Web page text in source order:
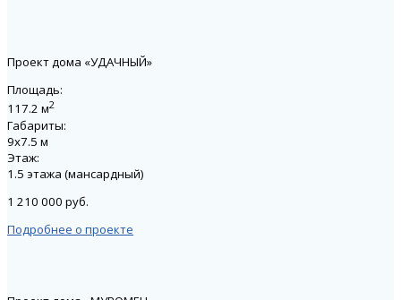
Проект дома «УДАЧНЫЙ»
Площадь:
117.2 м2
Габариты:
9х7.5 м
Этаж:
1.5 этажа (мансардный)
1 210 000 руб.
Подробнее о проекте